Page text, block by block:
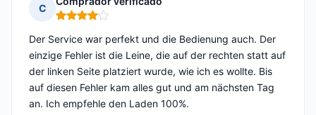
C
Hinweis: 4 von 5
Der Service war perfekt und die Bedienung auch. Der
einzige Fehler ist die Leine, die auf der rechten statt auf
der linken Seite platziert wurde, wie ich es wollte. Bis
auf diesen Fehler kam alles gut und am nächsten Tag
an. Ich empfehle den Laden 100%.